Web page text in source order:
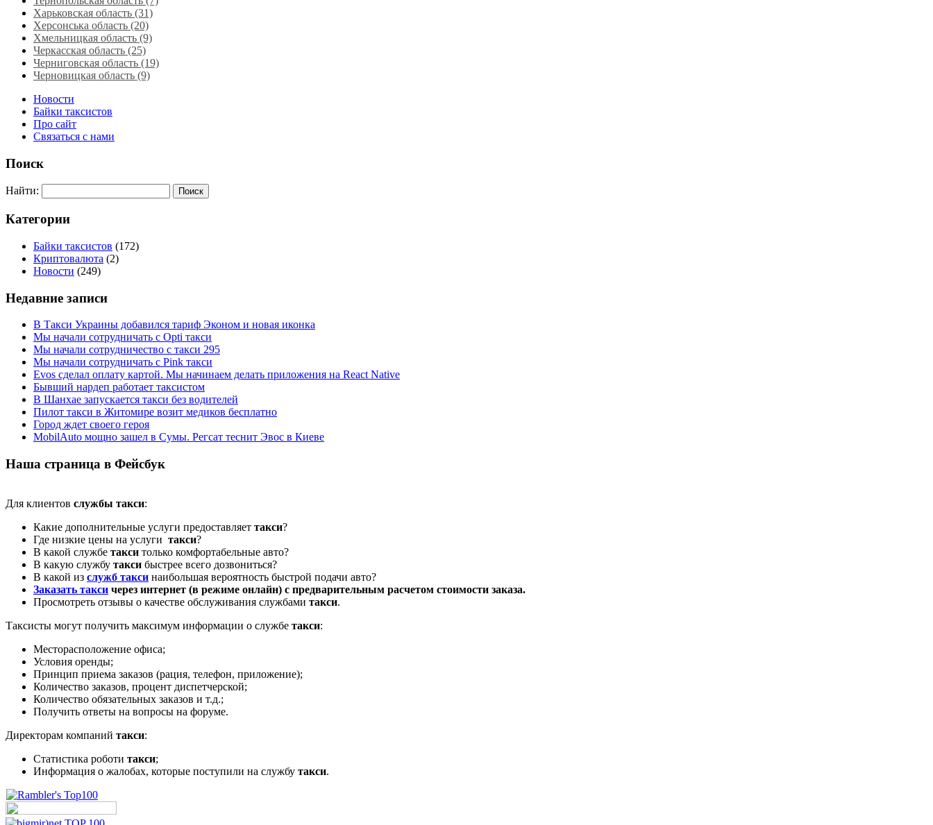
Харьковская область‎ (31)
Херсонська область‎ (20)
Хмельницкая область‎ (9)
Черкасская область‎ (25)
Черниговская область (19)
Черновицкая область (9)
Новости
Байки таксистов
Про сайт
Связаться с нами
Поиск
Найти:
Категории
Байки таксистов (172)
Криптовалюта (2)
Новости (249)
Недавние записи
В Такси Украины добавился тариф Эконом и новая иконка
Мы начали сотрудничать с Opti такси
Мы начали сотрудничество с такси 295
Мы начали сотрудничать с Pink такси
Evos сделал оплату картой. Мы начинаем делать приложения на React Native
Бывший нардеп работает таксистом
В Шанхае запускается такси без водителей
Пилот такси в Житомире возит медиков бесплатно
Город ждет своего героя
MobilAuto мощно зашел в Сумы. Регсат теснит Эвос в Киеве
Наша страница в Фейсбук
Для клиентов службы такси:
Какие дополнительные услуги предоставляет такси?
Где низкие цены на услуги такси?
В какой службе такси только комфортабельные авто?
В какую службу такси быстрее всего дозвониться?
В какой из служб такси наибольшая вероятность быстрой подачи авто?
Заказать такси через интернет (в режиме онлайн) с предварительным расчетом стоимости заказа.
Просмотреть отзывы о качестве обслуживания службами такси.
Таксисты могут получить максимум информации о службе такси:
Месторасположение офиса;
Условия оренды;
Принцип приема заказов (рация, телефон, приложение);
Количество заказов, процент диспетчерской;
Количество обязательных заказов и т.д.;
Получить ответы на вопросы на форуме.
Директорам компаний такси:
Статистика роботи такси;
Информация о жалобах, которые поступили на службу такси.